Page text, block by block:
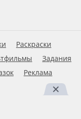
Раскраски
Задания
Реклама